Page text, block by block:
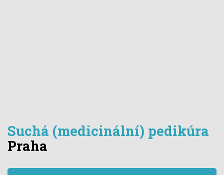
Suchá (medicinální) pedikúra
Praha